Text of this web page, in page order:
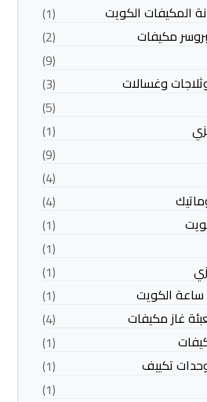
المكيفات الكويت
(1)
مكيفات
(2)
(9)
وغسالات
(3)
(5)
(1)
(9)
(4)
(4)
(1)
(1)
(1)
(1)
غاز مكيفات
(4)
(1)
تكييف
(1)
(1)